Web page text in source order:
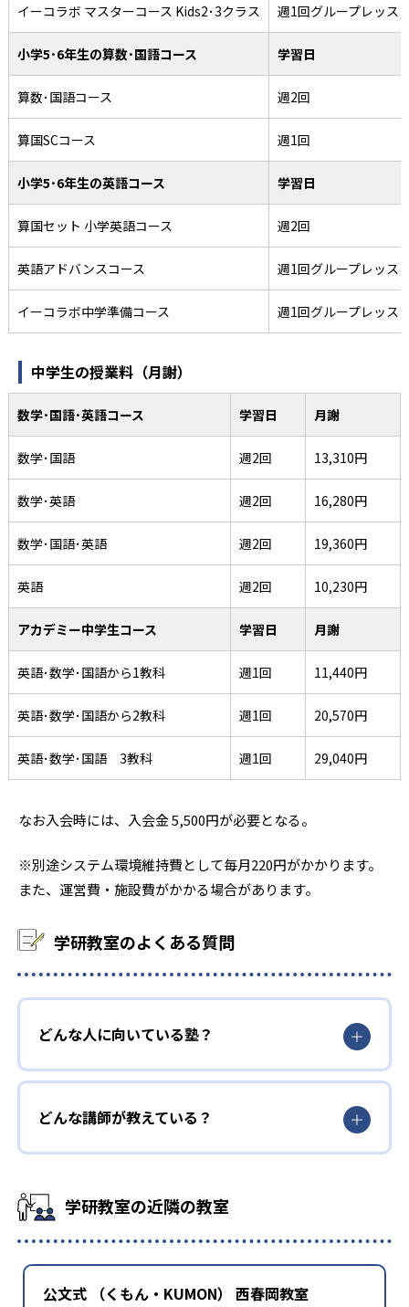
イーコラボ マスターコース Kids2･3クラス 週1回グループレッス
小学5･6年生の算数･国語コース 学習日
算数･国語コース 週2回
算国SCコース 週1回
小学5･6年生の英語コース 学習日
算国セット 小学英語コース 週2回
英語アドバンスコース 週1回グループレッス
イーコラボ中学準備コース 週1回グループレッス
中学生の授業料（月謝）
数学･国語･英語コース 学習日 月謝
数学･国語 週2回 13,310円
数学･英語 週2回 16,280円
数学･国語･英語 週2回 19,360円
英語 週2回 10,230円
アカデミー中学生コース 学習日 月謝
英語･数学･国語から1教科 週1回 11,440円
英語･数学･国語から2教科 週1回 20,570円
英語･数学･国語 3教科 週1回 29,040円
なお入会時には、入会金 5,500円が必要となる。
※別途システム環境維持費として毎月220円がかかります。
また、運営費・施設費がかかる場合があります。
学研教室のよくある質問
どんな人に向いている塾？
どんな講師が教えている？
学研教室の近隣の教室
公文式 （くもん・KUMON） 西春岡教室